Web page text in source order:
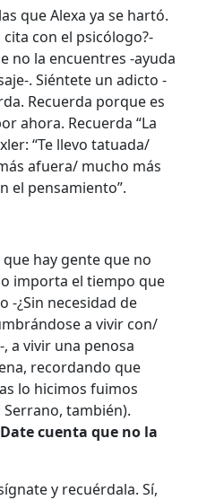
que Alexa ya se hartó.
con el psicólogo?-
no la encuentres -ayuda
. Siéntete un adicto -
Recuerda porque es
ahora. Recuerda “La
“Te llevo tatuada/
afuera/ mucho más
el pensamiento”.
que hay gente que no
importa el tiempo que
-¿Sin necesidad de
a vivir con/
a vivir una penosa
recordando que
lo hicimos fuimos
también).
cuenta que no la
y recuérdala. Sí,